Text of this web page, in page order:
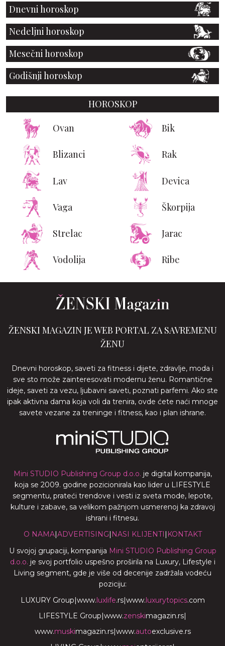
Dnevni horoskop
Nedeljni horoskop
Mesečni horoskop
Godišnji horoskop
HOROSKOP
Ovan Bik
Blizanci Rak
Lav Devica
Vaga Škorpija
Strelac Jarac
Vodolija Ribe
ŽENSKI MAGAZIN JE WEB PORTAL ZA SAVREMENU
ŽENU
Dnevni horoskop, saveti za fitness i dijete, zdravlje, moda i
sve sto može zainteresovati modernu ženu. Romantične
ideje, saveti za vezu, ljubavni saveti, poznati parfemi. Ako ste
ipak aktivna dama koja voli da trenira, ovde ćete naći mnoge
savete vezane za treninge i fitness, kao i plan ishrane.
Mini STUDIO Publishing Group d.o.o. je digital kompanija,
koja se 2009. godine pozicionirala kao lider u LIFESTYLE
segmentu, prateći trendove i vesti iz sveta mode, lepote,
kulture i zabave, sa velikom pažnjom usmerenoj ka zdravoj
ishrani i fitnesu.
O NAMA|ADVERTISING| NASI KLIJENTI | KONTAKT
U svojoj grupaciji, kompanija Mini STUDIO Publishing Group
d.o.o. je svoj portfolio uspešno proširila na Luxury, Lifestyle i
Living segment, gde je više od decenije zadržala vodeću
poziciju:
LUXURY Group|www.luxlife.rs|www.luxurytopics.com
LIFESTYLE Group|www.zenskimagazin.rs|
www.muskimagazin.rs|www.autoexclusive.rs